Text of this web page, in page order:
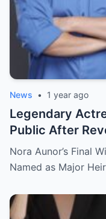
News • 1 year ago
Legendary
Public After
Wealth Will Go
Here’s the
Nora Aunor’s Final
Named as Major